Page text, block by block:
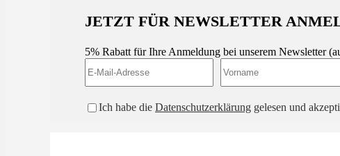
JETZT FÜR NEWSLETTER
5% Rabatt für Ihre Anmeldung bei unserem Newsletter
Ich habe die Datenschutzerklärung gelesen und